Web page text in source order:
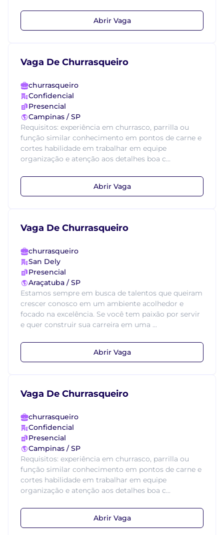
Abrir Vaga
Vaga De Churrasqueiro
churrasqueiro
Confidencial
Presencial
Campinas / SP
Requisitos: experiência em churrasco, parrilla ou
função similar conhecimento em pontos de carne e
cortes habilidade em trabalhar em equipe
organização e atenção aos detalhes boa c...
Abrir Vaga
Vaga De Churrasqueiro
churrasqueiro
San Dely
Presencial
Araçatuba / SP
Estamos sempre em busca de talentos que queiram
crescer conosco em um ambiente acolhedor e
focado na excelência. Se você tem paixão por servir
e quer construir sua carreira em uma ...
Abrir Vaga
Vaga De Churrasqueiro
churrasqueiro
Confidencial
Presencial
Campinas / SP
Requisitos: experiência em churrasco, parrilla ou
função similar conhecimento em pontos de carne e
cortes habilidade em trabalhar em equipe
organização e atenção aos detalhes boa c...
Abrir Vaga